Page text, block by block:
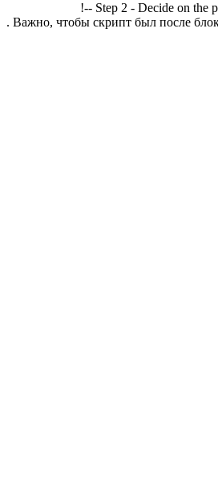
!-- Step 2 - Decide on the
. Важно, чтобы скрипт был после